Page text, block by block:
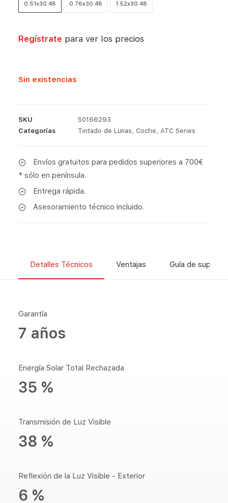
0.51x30.48 0.76x30.48 1.52x30.48
Regístrate para ver los precios
Sin existencias
SKU
50166293
Categorías
Tintado de Lunas, Coche, ATC Series
Envíos gratuitos para pedidos superiores a 700€
* sólo en península.
Entrega rápida.
Asesoramiento técnico incluido.
Detalles Técnicos Ventajas Guía de
Garantía
7 años
Energía Solar Total Rechazada
35 %
Transmisión de Luz Visible
38 %
Reflexión de la Luz Visible - Exterior
6 %